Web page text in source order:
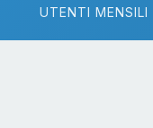
UTENTI MENSILI